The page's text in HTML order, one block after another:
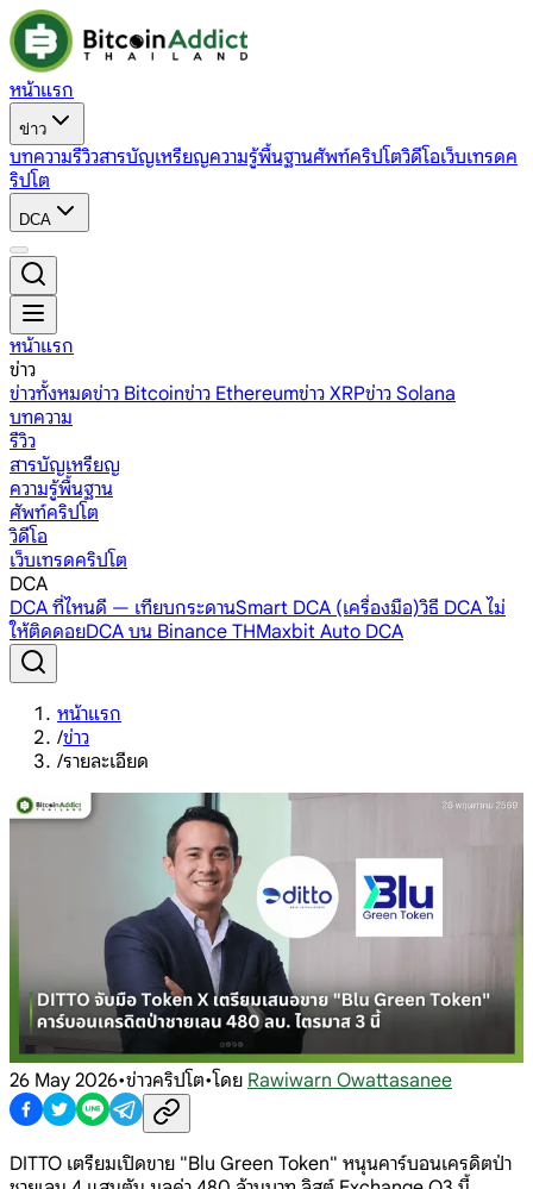
หน้าแรก
ข่าว
บทความรีวิวสารบัญเหรียญความรู้พื้นฐานศัพท์คริปโตวิดีโอเว็บเทรดค
ริปโต
DCA
หน้าแรก
ข่าว
ข่าวทั้งหมดข่าว Bitcoinข่าว Ethereumข่าว XRPข่าว Solana
บทความ
รีวิว
สารบัญเหรียญ
ความรู้พื้นฐาน
ศัพท์คริปโต
วิดีโอ
เว็บเทรดคริปโต
DCA
DCA ที่ไหนดี — เทียบกระดานSmart DCA (เครื่องมือ)วิธี DCA ไม่
ให้ติดดอยDCA บน Binance THMaxbit Auto DCA
หน้าแรก
/ข่าว
/รายละเอียด
26 May 2026•ข่าวคริปโต•โดย Rawiwarn Owattasanee
DITTO เตรียมเปิดขาย "Blu Green Token" หนุนคาร์บอนเครดิตป่า